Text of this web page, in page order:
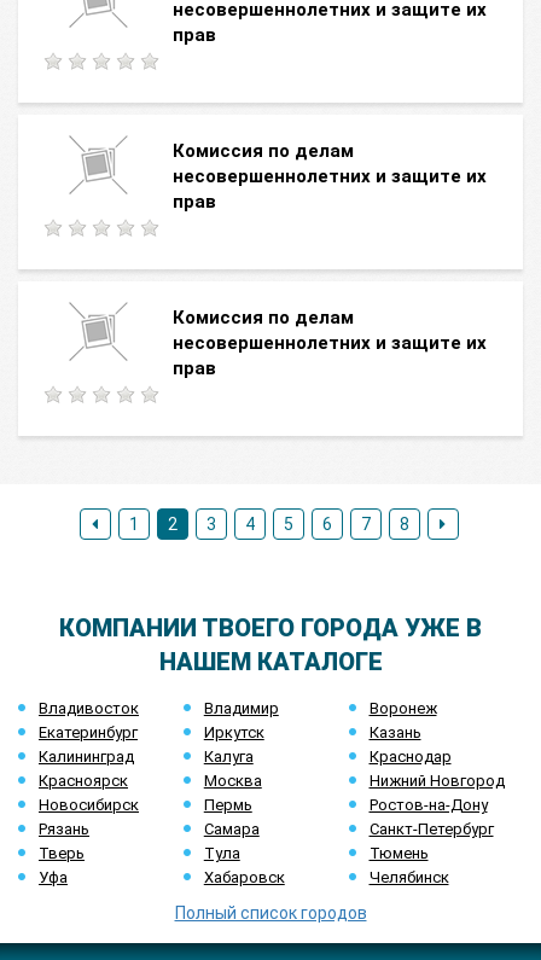
несовершеннолетних и защите их
прав
Комиссия по делам
несовершеннолетних и защите их
прав
Комиссия по делам
несовершеннолетних и защите их
прав
1 2 3 4 5 6 7 8
КОМПАНИИ ТВОЕГО ГОРОДА УЖЕ В
НАШЕМ КАТАЛОГЕ
Владивосток Владимир
Воронеж
Екатеринбург
Иркутск
Казань
Калининград
Калуга
Краснодар
Красноярск
Москва
Нижний Новгород
Новосибирск
Пермь
Ростов-на-Дону
Рязань
Самара
Санкт-Петербург
Тверь
Тула
Тюмень
Уфа
Хабаровск Челябинск
Полный список городов